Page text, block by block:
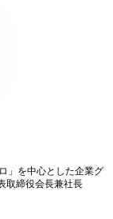
」を中心とした企業グ
取締役会長兼社長